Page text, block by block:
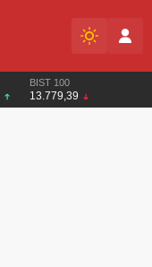
BIST 100
13.779,39